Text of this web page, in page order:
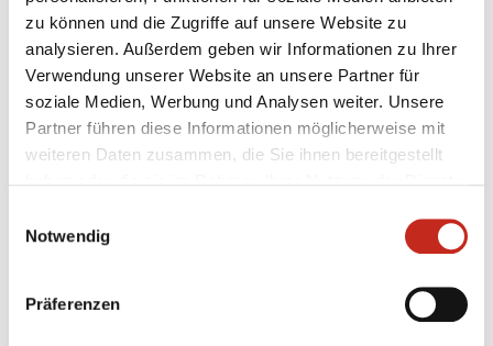
zu können und die Zugriffe auf unsere Website zu
analysieren. Außerdem geben wir Informationen zu Ihrer
Verwendung unserer Website an unsere Partner für
soziale Medien, Werbung und Analysen weiter. Unsere
Partner führen diese Informationen möglicherweise mit
weiteren Daten zusammen, die Sie ihnen bereitgestellt
Notwendig
Präferenzen
Samstag, 10. August, 16.30 Uhr:
Deutschland - Brasilien
28:22
Montag, 12. August, 14.30 Uhr:
Island - Deutschland
22:26
Achtelfinale:
Deutschland -
Viertelfinale:
Ungarn 26:16